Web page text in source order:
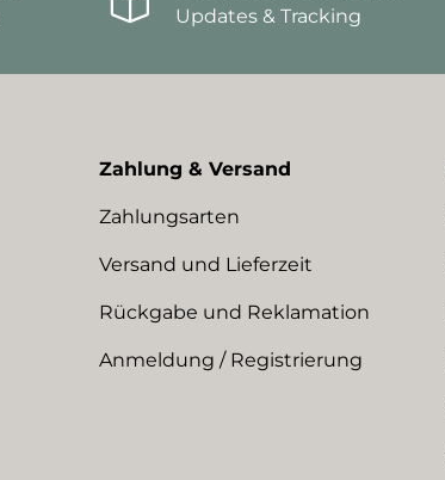
Updates & Tracking
Zahlung & Versand
Zahlungsarten
Versand und Lieferzeit
Rückgabe und Reklamation
Anmeldung / Registrierung